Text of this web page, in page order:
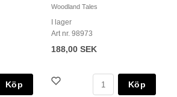
Köp
Woodland Tales
I lager
Art nr. 98973
188,00 SEK
Köp